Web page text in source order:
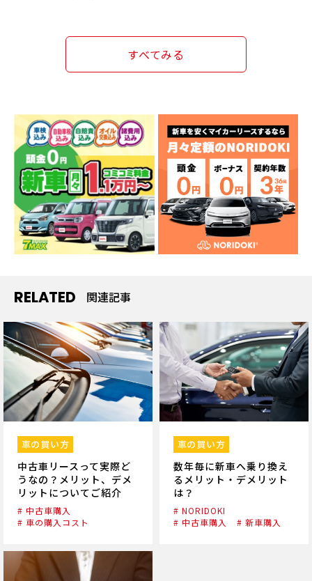
すべてみる
RELATED 関連記事
車の買い方
中古車リースって実際ど
うなの？メリット、デメ
リットについてご紹介
# 中古車購入
# 車の購入コスト
車の買い方
数年毎に新車へ乗り換え
るメリット・デメリット
は？
# NORIDOKI
# 中古車購入
# 新車購入